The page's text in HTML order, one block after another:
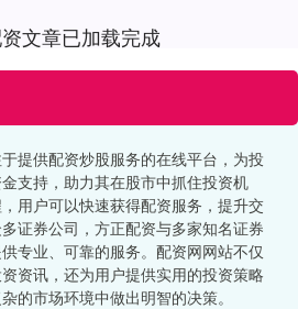
文章已加载完成
提供配资炒股服务的在线平台，为投
支持，助力其在股市中抓住投资机
用户可以快速获得配资服务，提升交
证券公司，方正配资与多家知名证券
专业、可靠的服务。配资网网站不仅
资讯，还为用户提供实用的投资策略
的市场环境中做出明智的决策。